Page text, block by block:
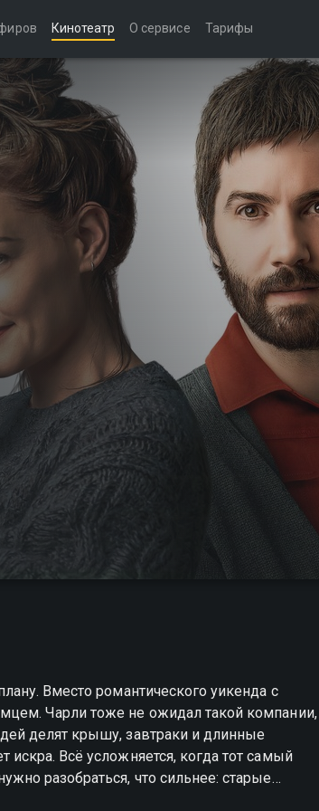
Кинотеатр О сервисе Тарифы
Вместо романтического уикенда с
Чарли тоже не ожидал такой компании,
делят крышу, завтраки и длинные
Всё усложняется, когда тот самый
разобраться, что сильнее: старые
«Одиноки вместе» — смотрите онлайн